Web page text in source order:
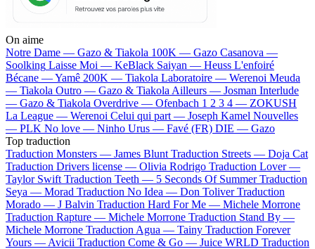
On aime
Notre Dame — Gazo & Tiakola 100K — Gazo Casanova —
Soolking Laisse Moi — KeBlack Saiyan — Heuss L'enfoiré
Bécane —Yamê 200K — Tiakola Laboratoire — Werenoi Meuda
— Tiakola Outro — Gazo & Tiakola Ailleurs — Josman Interlude
— Gazo & Tiakola Overdrive — Ofenbach 1 2 3 4 — ZOKUSH
La League — Werenoi Celui qui part — Joseph Kamel Nouvelles
— PLK No love — Ninho Urus — Favé (FR) DIE — Gazo
Top traduction
Traduction Monsters — James Blunt Traduction Streets — Doja Cat
Traduction Drivers license — Olivia Rodrigo Traduction Lover —
Taylor Swift Traduction Teeth — 5 Seconds Of Summer Traduction
Seya — Morad Traduction No Idea — Don Toliver Traduction
Morado — J Balvin Traduction Hard For Me — Michele Morrone
Traduction Rapture — Michele Morrone Traduction Stand By —
Michele Morrone Traduction Agua — Tainy Traduction Forever
Yours — Avicii Traduction Come & Go — Juice WRLD Traduction